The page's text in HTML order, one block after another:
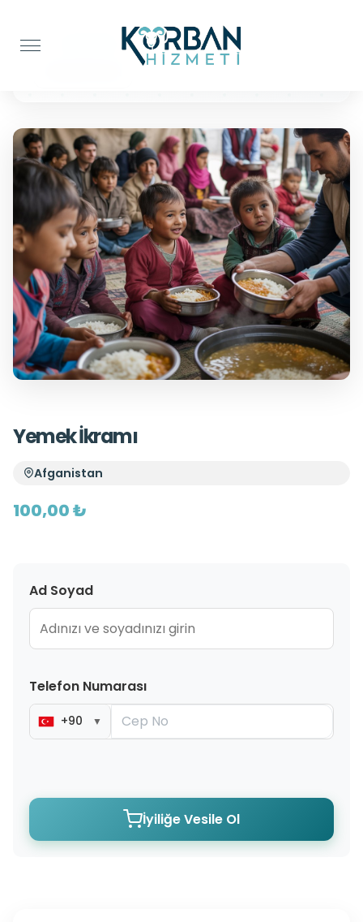
Yemek İkramı
Yemek İkramı
Afganistan
100,00 ₺
Ad Soyad
Telefon Numarası
+90 ▼
İyiliğe Vesile Ol